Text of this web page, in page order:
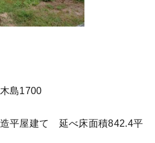
島1700
平屋建て 延べ床面積842.4平